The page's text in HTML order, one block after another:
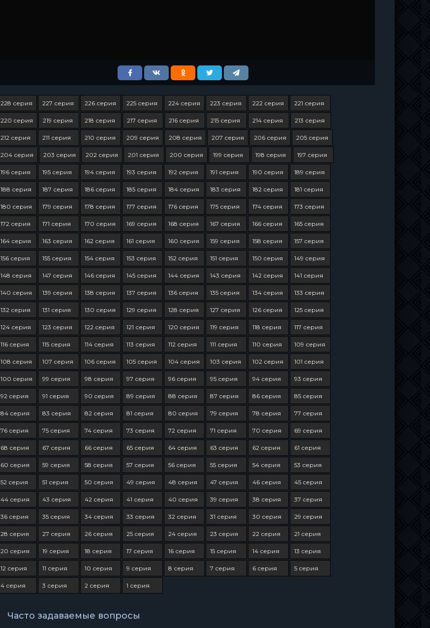
228 серия 227 серия 226 серия 225 серия 224 серия 223 серия 222 серия 221 серия
220 серия 219 серия 218 серия 217 серия 216 серия 215 серия 214 серия 213 серия
212 серия 211 серия 210 серия 209 серия 208 серия 207 серия 206 серия 205 серия
204 серия 203 серия 202 серия 201 серия 200 серия 199 серия 198 серия 197 серия
196 серия 195 серия 194 серия 193 серия 192 серия 191 серия 190 серия 189 серия
188 серия 187 серия 186 серия 185 серия 184 серия 183 серия 182 серия 181 серия
180 серия 179 серия 178 серия 177 серия 176 серия 175 серия 174 серия 173 серия
172 серия 171 серия 170 серия 169 серия 168 серия 167 серия 166 серия 165 серия
164 серия 163 серия 162 серия 161 серия 160 серия 159 серия 158 серия 157 серия
156 серия 155 серия 154 серия 153 серия 152 серия 151 серия 150 серия 149 серия
148 серия 147 серия 146 серия 145 серия 144 серия 143 серия 142 серия 141 серия
140 серия 139 серия 138 серия 137 серия 136 серия 135 серия 134 серия 133 серия
132 серия 131 серия 130 серия 129 серия 128 серия 127 серия 126 серия 125 серия
124 серия 123 серия 122 серия 121 серия 120 серия 119 серия 118 серия 117 серия
116 серия 115 серия 114 серия 113 серия 112 серия 111 серия 110 серия 109 серия
108 серия 107 серия 106 серия 105 серия 104 серия 103 серия 102 серия 101 серия
100 серия 99 серия 98 серия 97 серия 96 серия 95 серия 94 серия 93 серия
92 серия 91 серия 90 серия 89 серия 88 серия 87 серия 86 серия 85 серия
84 серия 83 серия 82 серия 81 серия 80 серия 79 серия 78 серия 77 серия
76 серия 75 серия 74 серия 73 серия 72 серия 71 серия 70 серия 69 серия
68 серия 67 серия 66 серия 65 серия 64 серия 63 серия 62 серия 61 серия
60 серия 59 серия 58 серия 57 серия 56 серия 55 серия 54 серия 53 серия
52 серия 51 серия 50 серия 49 серия 48 серия 47 серия 46 серия 45 серия
44 серия 43 серия 42 серия 41 серия 40 серия 39 серия 38 серия 37 серия
36 серия 35 серия 34 серия 33 серия 32 серия 31 серия 30 серия 29 серия
28 серия 27 серия 26 серия 25 серия 24 серия 23 серия 22 серия 21 серия
20 серия 19 серия 18 серия 17 серия 16 серия 15 серия 14 серия 13 серия
12 серия 11 серия 10 серия 9 серия 8 серия 7 серия 6 серия 5 серия
4 серия 3 серия 2 серия 1 серия
Часто задаваемые вопросы